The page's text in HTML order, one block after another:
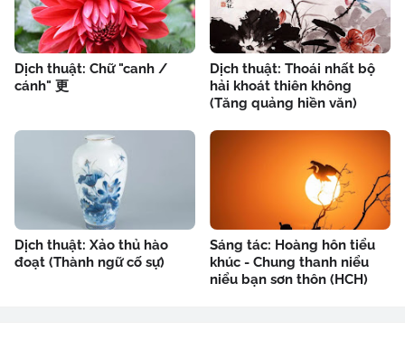
Dịch thuật: Chữ "canh /
cánh" 更
Dịch thuật: Thoái nhất bộ
hải khoát thiên không
(Tăng quảng hiền văn)
Dịch thuật: Xảo thủ hào
đoạt (Thành ngữ cố sự)
Sáng tác: Hoàng hôn tiểu
khúc - Chung thanh niểu
niểu bạn sơn thôn (HCH)